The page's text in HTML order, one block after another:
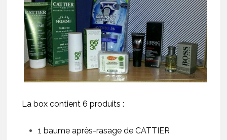
La box contient 6 produits :
1 baume après-rasage de CATTIER